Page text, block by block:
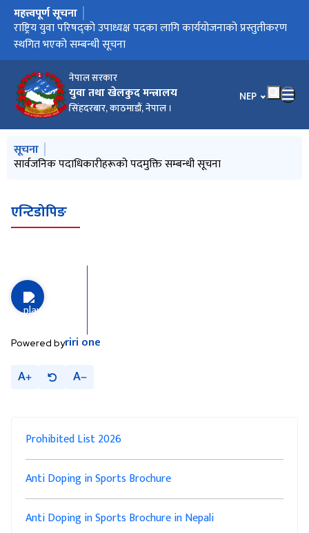
नेपाल सरकार
युवा तथा खेलकुद मन्त्रालय
सिंहदरबार, काठमाडौं, नेपाल ।
भाषा चयन गर्नुहोस्
NEP
मुख्य नेभिगेसनमा जानुहोस्
महत्त्वपूर्ण सूचना
सार्वजनिक पदाधिकारीहरूको पदमुक्ति सम्बन्धी सूचना
राष्ट्रिय युवा परिषद्को उपाध्यक्ष पदका लागि कार्ययोजनाको प्रस्तुतीकरण
स्थगित भएको सम्बन्धी सूचना
मुख्य नेभिगेसनमा जानुहोस्
सूचना
सार्वजनिक पदाधिकारीहरूको पदमुक्ति सम्बन्धी सूचना
एन्टिडोपिङ
Powered byriri one
A A
Prohibited List 2026
Anti Doping in Sports Brochure
Anti Doping in Sports Brochure in Nepali